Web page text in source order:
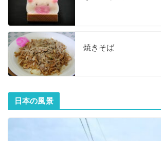
焼きそば
日本の風景